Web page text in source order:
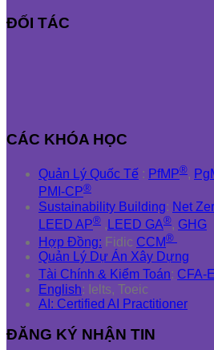
ĐỐI TÁC
CÁC KHÓA HỌC
Quản Lý Quốc Tế : PfMP®,
PMI-CP®
Sustainability Building: Net
LEED AP® , LEED GA®, GHG
Hợp Đồng: Fidic CCM®
Quản Lý Dự Án Xây Dựng
Tài Chính & Kiểm Toán: CFA-
English: Ielts, Toeic
AI: Certified AI Practitioner
ĐĂNG KÝ NHẬN TIN